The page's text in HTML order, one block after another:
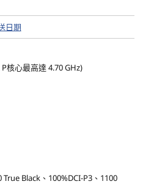
日期
核心最高達 4.70 GHz)
Black、100%DCI-P3、1100